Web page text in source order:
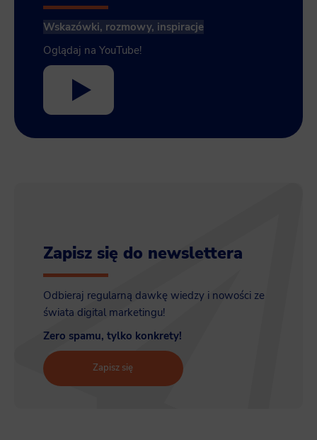
Wskazówki, rozmowy, inspiracje
Oglądaj na YouTube!
Zapisz się do newslettera
Odbieraj regularną dawkę wiedzy i nowości ze
świata digital marketingu!
Zero spamu, tylko konkrety!
Zapisz się